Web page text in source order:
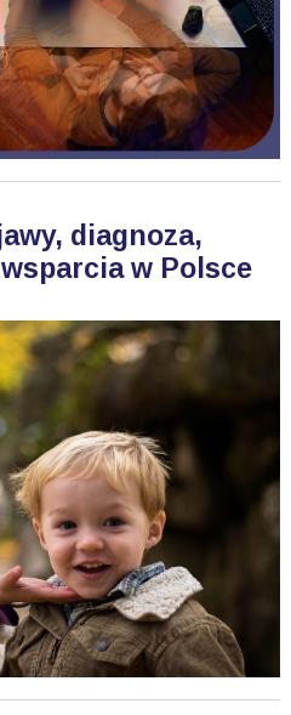
diagnoza,
w Polsce